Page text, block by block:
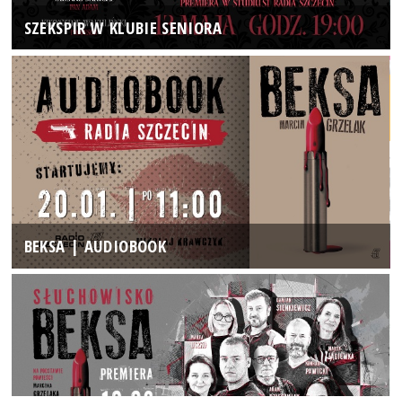
SZEKSPIR W KLUBIE SENIORA
BEKSA | AUDIOBOOK